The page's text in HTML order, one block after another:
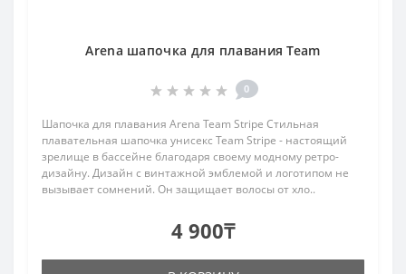
Arena шапочка для плавания Team
0
Шапочка для плавания Arena Team Stripe Стильная
плавательная шапочка унисекс Team Stripe - настоящий
зрелище в бассейне благодаря своему модному ретро-
дизайну. Дизайн с винтажной эмблемой и логотипом не
вызывает сомнений. Он защищает волосы от хло..
4 900₸